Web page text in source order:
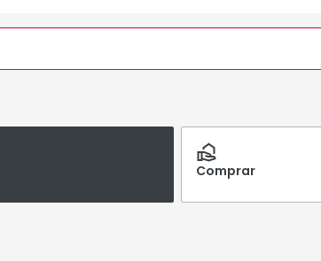
Comprar